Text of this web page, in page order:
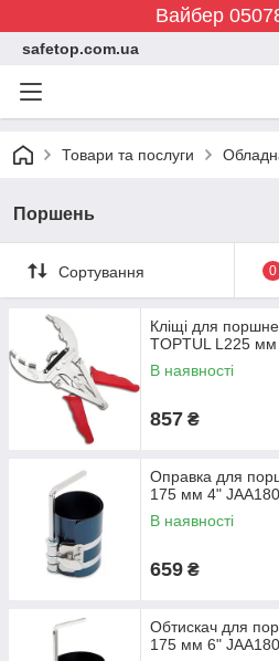
Вайбер
safetop.com.ua
Товари та послуги
Поршень
Сортування 0
Кліщі для
TOPTUL L225 мм
В наявності
857 ₴
Оправка для
175 мм 4"
В наявності
659 ₴
Обтискач для
175 мм 6"